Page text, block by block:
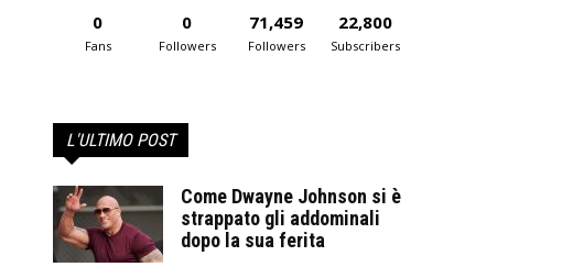
0
Fans
0
Followers
71,459
Followers
22,800
Subscribers
L'ULTIMO POST
Come Dwayne Johnson si è
strappato gli addominali
dopo la sua ferita